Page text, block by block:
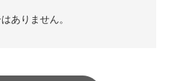
ありません。